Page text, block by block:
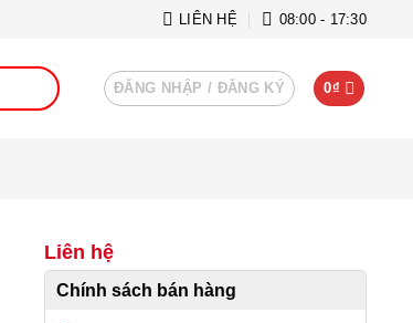
LIÊN HỆ 08:00 - 17:30
ĐĂNG NHẬP / ĐĂNG KÝ 0₫
Liên hệ
Chính sách bán hàng